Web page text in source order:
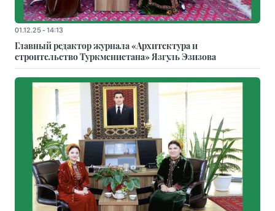
01.12.25 - 14:13
Главный редактор журнала «Архитектура и
строительство Туркменистана» Язгуль Эзизова